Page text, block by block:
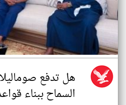
هل تدفع
السماح ببناء